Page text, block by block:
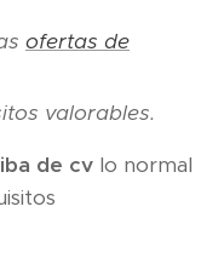
ofertas de
valorables.
de cv lo normal